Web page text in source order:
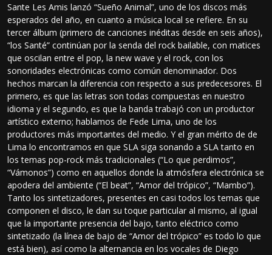
Sante Les Amis lanzó “Sueño Animal”, uno de los discos más
esperados del año, en cuanto a música local se refiere. En su
tercer álbum (primero de canciones inéditas desde en seis años),
“los Santé” continúan por la senda del rock bailable, con matices
que oscilan entre el pop, la new wave y el rock, con los
sonoridades electrónicas como común denominador. Dos
hechos marcan la diferencia con respecto a sus predecesores. El
primero, es que las letras son todas compuestas en nuestro
idioma y el segundo, es que la banda trabajó con un productor
artístico externo; hablamos de Fede Lima, uno de los
productores más importantes del medio. Y el gran mérito de de
Lima lo encontramos en que SLA siga sonando a SLA tanto en
los temas pop-rock más tradicionales (“Lo que perdimos”,
“Vámonos”) como en aquellos donde la atmósfera electrónica se
apodera del ambiente (“El beat”, “Amor del trópico”, “Mambo”).
Tanto los sintetizadores, presentes en casi todos los temas que
componen el disco, le dan su toque particular al mismo, al igual
que la importante presencia del bajo, tanto eléctrico como
sintetizado (la línea de bajo de “Amor del trópico” es todo lo que
está bien), así como la alternancia en los vocales de Diego